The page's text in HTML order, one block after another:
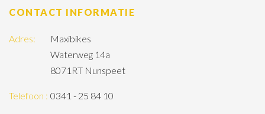
CONTACT INFORMATIE
Adres:
Maxibikes
Waterweg 14a
8071RT Nunspeet
Telefoon : 0341 - 25 84 10